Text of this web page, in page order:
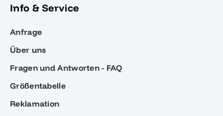
Info & Service
Anfrage
Über uns
Fragen und Antworten - FAQ
Größentabelle
Reklamation